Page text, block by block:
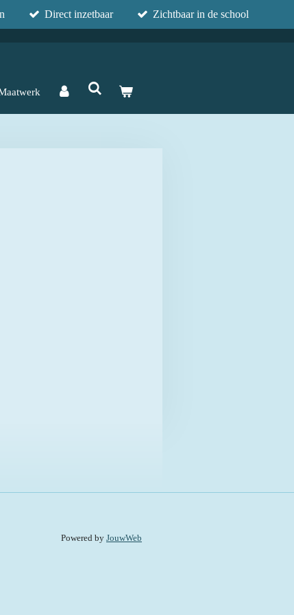
Direct inzetbaar Zichtbaar in de school
Powered by JouwWeb